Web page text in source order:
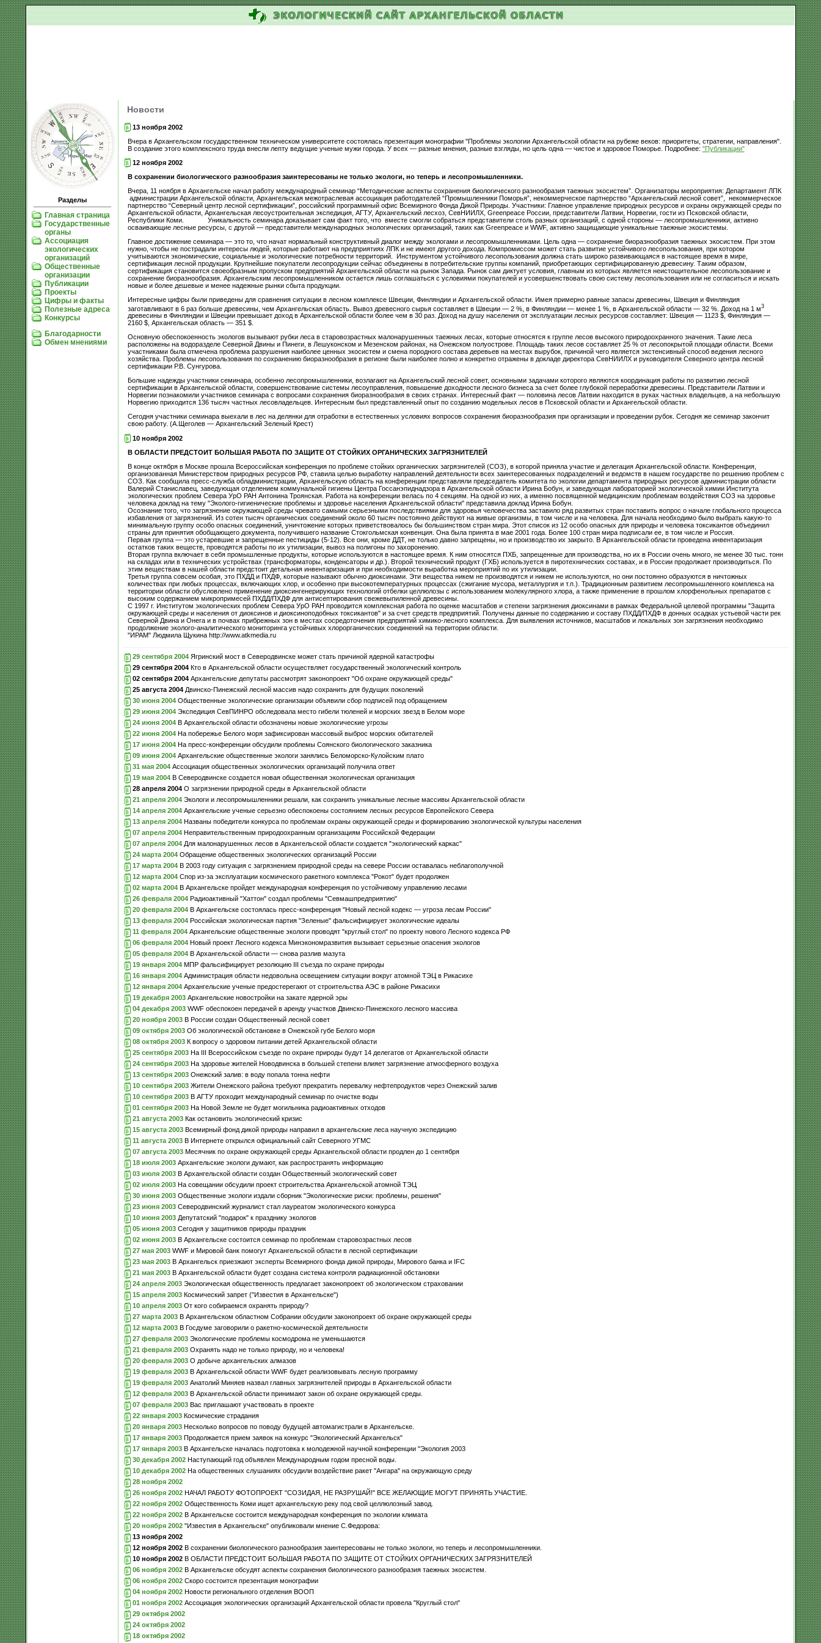
Разделы
Главная страница
Государственные
органы
Ассоциация
экологических
организаций
Общественные
организации
Публикации
Проекты
Цифры и факты
Полезные адреса
Конкурсы
Благодарности
Обмен мнениями
Новости
13 ноября 2002
Вчера в Архангельском государственном техническом университете состоялась презентация монографии "Проблемы экологии Архангельской области на рубеже веков: приоритеты, стратегии, направления".
В создание этого комплексного труда внесли лепту ведущие ученые мужи города. У всех — разные мнения, разные взгляды, но цель одна — чистое и здоровое Поморье. Подробнее: "Публикации"
12 ноября 2002
В сохранении биологического разнообразия заинтересованы не только экологи, но теперь и лесопромышленники.
Вчера, 11 ноября в Архангельске начал работу международный семинар “Методические аспекты сохранения биологического разнообразия таежных экосистем”. Организаторы мероприятия: Департамент ЛПК
администрации Архангельской области, Архангельская межотраслевая ассоциация работодателей “Промышленники Поморья”, некоммерческое партнерство “Архангельский лесной совет”, некоммерческое
партнерство “Северный центр лесной сертификации”, российский программный офис Всемирного Фонда Дикой Природы. Участники: Главное управление природных ресурсов и охраны окружающей среды по
Архангельской области, Архангельская лесоустроительная экспедиция, АГТУ, Архангельский лесхоз, СевНИИЛХ, Greenpeace России, представители Латвии, Норвегии, гости из Псковской области,
Республики Коми. Уникальность семинара доказывает сам факт того, что вместе смогли собраться представители столь разных организаций, с одной стороны — лесопромышленники, активно
осваивающие лесные ресурсы, с другой — представители международных экологических организаций, таких как Greenpeace и WWF, активно защищающие уникальные таежные экосистемы.
Главное достижение семинара — это то, что начат нормальный конструктивный диалог между экологами и лесопромышленниками. Цель одна — сохранение биоразнообразия таежных экосистем. При этом
нужно, чтобы не пострадали интересы людей, которые работают на предприятиях ЛПК и не имеют другого дохода. Компромиссом может стать развитие устойчивого лесопользования, при котором
учитываются экономические, социальные и экологические потребности территорий. Инструментом устойчивого лесопользования должна стать широко развивающаяся в настоящее время в мире,
сертификация лесной продукции. Крупнейшие покупатели лесопродукции сейчас объединены в потребительские группы компаний, приобретающих сертифицированную древесину. Таким образом,
сертификация становится своеобразным пропуском предприятий Архангельской области на рынок Запада. Рынок сам диктует условия, главным из которых является неистощительное лесопользование и
сохранение биоразнообразия. Архангельским лесопромышленником остается лишь соглашаться с условиями покупателей и усовершенствовать свою систему лесопользования или не согласиться и искать
новые и более дешевые и менее надежные рынки сбыта продукции.
Интересные цифры были приведены для сравнения ситуации в лесном комплексе Швеции, Финляндии и Архангельской области. Имея примерно равные запасы древесины, Швеция и Финляндия
заготавливают в 6 раз больше древесины, чем Архангельская область. Вывоз древесного сырья составляет в Швеции — 2 %, в Финляндии — менее 1 %, в Архангельской области — 32 %. Доход на 1 м3
древесины в Финляндии и Швеции превышает доход в Архангельской области более чем в 30 раз. Доход на душу населения от эксплуатации лесных ресурсов составляет: Швеция — 1123 $, Финляндия —
2160 $, Архангельская область — 351 $.
Основную обеспокоенность экологов вызывают рубки леса в старовозрастных малонарушенных таежных лесах, которые относятся к группе лесов высокого природоохранного значения. Такие леса
расположены на водоразделе Северной Двины и Пинеги, в Лешуконском и Мезенском районах, на Онежском полуострове. Площадь таких лесов составляет 25 % от лесопокрытой площади области. Всеми
участниками была отмечена проблема разрушения наиболее ценных экосистем и смена породного состава деревьев на местах вырубок, причиной чего является экстенсивный способ ведения лесного
хозяйства. Проблемы лесопользования по сохранению биоразнообразия в регионе были наиболее полно и конкретно отражены в докладе директора СевНИИЛХ и руководителя Северного центра лесной
сертификации Р.В. Сунгурова.
Большие надежды участники семинара, особенно лесопромышленники, возлагают на Архангельский лесной совет, основными задачами которого являются координация работы по развитию лесной
сертификации в Архангельской области, совершенствование системы лесоуправления, повышение доходности лесного бизнеса за счет более глубокой переработки древесины. Представители Латвии и
Норвегии познакомили участников семинара с вопросами сохранения биоразнообразия в своих странах. Интересный факт — половина лесов Латвии находится в руках частных владельцев, а на небольшую
Норвегию приходится 136 тысяч частных лесовладельцев. Интересным был представленный опыт по созданию модельных лесов в Псковской области и Архангельской области.
Сегодня участники семинара выехали в лес на делянки для отработки в естественных условиях вопросов сохранения биоразнообразия при организации и проведении рубок. Сегодня же семинар закончит
свою работу. (А.Щеголев — Архангельский Зеленый Крест)
10 ноября 2002
В ОБЛАСТИ ПРЕДСТОИТ БОЛЬШАЯ РАБОТА ПО ЗАЩИТЕ ОТ СТОЙКИХ ОРГАНИЧЕСКИХ ЗАГРЯЗНИТЕЛЕЙ
В конце октября в Москве прошла Всероссийская конференция по проблеме стойких органических загрязнителей (СОЗ), в которой приняла участие и делегация Архангельской области. Конференция,
организованная Министерством природных ресурсов РФ, ставила целью выработку направлений деятельности всех заинтересованных подразделений и ведомств в нашем государстве по решению проблем с
СОЗ. Как сообщила пресс-служба обладминистрации, Архангельскую область на конференции представляли председатель комитета по экологии департамента природных ресурсов администрации области
Валерий Станиславец, заведующая отделением коммунальной гигиены Центра Госсанэпиднадзора в Архангельской области Ирина Бобун, и заведующая лабораторией экологической химии Института
экологических проблем Севера УрО РАН Антонина Троянская. Работа на конференции велась по 4 секциям. На одной из них, а именно посвященной медицинским проблемам воздействия СОЗ на здоровье
человека доклад на тему "Эколого-гигиенические проблемы и здоровье населения Архангельской области" представила доклад Ирина Бобун.
Осознание того, что загрязнение окружающей среды чревато самыми серьезными последствиями для здоровья человечества заставило ряд развитых стран поставить вопрос о начале глобального процесса
избавления от загрязнений. Из сотен тысяч органических соединений около 60 тысяч постоянно действуют на живые организмы, в том числе и на человека. Для начала необходимо было выбрать какую-то
минимальную группу особо опасных соединений, уничтожение которых приветствовалось бы большинством стран мира. Этот список из 12 особо опасных для природы и человека токсикантов объединил
страны для принятия обобщающего документа, получившего название Стокгольмская конвенция. Она была принята в мае 2001 года. Более 100 стран мира подписали ее, в том числе и Россия.
Первая группа — это устаревшие и запрещенные пестициды (5-12). Все они, кроме ДДТ, не только давно запрещены, но и производство их закрыто. В Архангельской области проведена инвентаризация
остатков таких веществ, проводятся работы по их утилизации, вывоз на полигоны по захоронению.
Вторая группа включает в себя промышленные продукты, которые используются в настоящее время. К ним относятся ПХБ, запрещенные для производства, но их в России очень много, не менее 30 тыс. тонн
на складах или в технических устройствах (трансформаторы, конденсаторы и др.). Второй технический продукт (ГХБ) используется в пиротехнических составах, и в России продолжает производиться. По
этим веществам в нашей области предстоит детальная инвентаризация и при необходимости выработка мероприятий по их утилизации.
Третья группа совсем особая, это ПХДД и ПХДФ, которые называют обычно диоксинами. Эти вещества никем не производятся и никем не используются, но они постоянно образуются в ничтожных
количествах при любых процессах, включающих хлор, и особенно при высокотемпературных процессах (сжигание мусора, металлургия и т.п.). Традиционным развитием лесопромышленного комплекса на
территории области обусловлено применение диоксингенерирующих технологий отбелки целлюлозы с использованием молекулярного хлора, а также применение в прошлом хлорфенольных препаратов с
высоким содержанием микропримесей ПХДД/ПХДФ для антисептирования свежевыпиленной древесины.
С 1997 г. Институтом экологических проблем Севера УрО РАН проводится комплексная работа по оценке масштабов и степени загрязнения диоксинами в рамках Федеральной целевой программы "Защита
окружающей среды и населения от диоксинов и диоксиноподобных токсикантов" и за счет средств предприятий. Получены данные по содержанию и составу ПХДД/ПХДФ в донных осадках устьевой части рек
Северной Двина и Онега и в почвах прибрежных зон в местах сосредоточения предприятий химико-лесного комплекса. Для выявления источников, масштабов и локальных зон загрязнения необходимо
продолжение эколого-аналитического мониторинга устойчивых хлорорганических соединений на территории области.
"ИРАМ" Людмила Щукина http://www.atkmedia.ru
29 сентября 2004Ягринский мост в Северодвинске может стать причиной ядерной катастрофы
29 сентября 2004Кто в Архангельской области осуществляет государственный экологический контроль
02 сентября 2004Архангельские депутаты рассмотрят законопроект "Об охране окружающей среды"
25 августа 2004Двинско-Пинежский лесной массив надо сохранить для будущих поколений
30 июня 2004Общественные экологические организации объявили сбор подписей под обращением
29 июня 2004Экспедиция СевПИНРО обследовала место гибели тюленей и морских звезд в Белом море
24 июня 2004В Архангельской области обозначены новые экологические угрозы
22 июня 2004На побережье Белого моря зафиксирован массовый выброс морских обитателей
17 июня 2004На пресс-конференции обсудили проблемы Соянского биологического заказника
09 июня 2004Архангельские общественные экологи занялись Беломорско-Кулойским плато
31 мая 2004Ассоциация общественных экологических организаций получила ответ
19 мая 2004В Северодвинске создается новая общественная экологическая организация
28 апреля 2004О загрязнении природной среды в Архангельской области
21 апреля 2004Экологи и лесопромышленники решали, как сохранить уникальные лесные массивы Архангельской области
14 апреля 2004Архангельские ученые серьезно обеспокоены состоянием лесных ресурсов Европейского Севера
13 апреля 2004Названы победители конкурса по проблемам охраны окружающей среды и формированию экологической культуры населения
07 апреля 2004Неправительственным природоохранным организациям Российской Федерации
07 апреля 2004Для малонарушенных лесов в Архангельской области создается "экологический каркас"
24 марта 2004Обращение общественных экологических организаций России
17 марта 2004В 2003 году ситуация с загрязнением природной среды на севере России оставалась неблагополучной
12 марта 2004Спор из-за эксплуатации космического ракетного комплекса "Рокот" будет продолжен
02 марта 2004В Архангельске пройдет международная конференция по устойчивому управлению лесами
26 февраля 2004Радиоактивный "Хаттон" создал проблемы "Севмашпредприятию"
20 февраля 2004В Архангельске состоялась пресс-конференция "Новый лесной кодекс — угроза лесам России"
13 февраля 2004Российская экологическая партия "Зеленые" фальсифицирует экологические идеалы
11 февраля 2004Архангельские общественные экологи проводят "круглый стол" по проекту нового Лесного кодекса РФ
06 февраля 2004Новый проект Лесного кодекса Минэкономразвития вызывает серьезные опасения экологов
05 февраля 2004В Архангельской области — снова разлив мазута
19 января 2004МПР фальсифицирует резолюцию III съезда по охране природы
16 января 2004Администрация области недовольна освещением ситуации вокруг атомной ТЭЦ в Рикасихе
12 января 2004Архангельские ученые предостерегают от строительства АЭС в районе Рикасихи
19 декабря 2003Архангельские новостройки на закате ядерной эры
04 декабря 2003WWF обеспокоен передачей в аренду участков Двинско-Пинежского лесного массива
20 ноября 2003В России создан Общественный лесной совет
09 октября 2003Об экологической обстановке в Онежской губе Белого моря
08 октября 2003К вопросу о здоровом питании детей Архангельской области
25 сентября 2003На III Всероссийском съезде по охране природы будут 14 делегатов от Архангельской области
24 сентября 2003На здоровье жителей Новодвинска в большей степени влияет загрязнение атмосферного воздуха
13 сентября 2003Онежский залив: в воду попала тонна нефти
10 сентября 2003Жители Онежского района требуют прекратить перевалку нефтепродуктов через Онежский залив
10 сентября 2003В АГТУ проходит международный семинар по очистке воды
01 сентября 2003На Новой Земле не будет могильника радиоактивных отходов
21 августа 2003Как остановить экологический кризис
15 августа 2003Всемирный фонд дикой природы направил в архангельские леса научную экспедицию
11 августа 2003В Интернете открылся официальный сайт Северного УГМС
07 августа 2003Месячник по охране окружающей среды Архангельской области продлен до 1 сентября
18 июля 2003Архангельские экологи думают, как распространять информацию
03 июля 2003В Архангельской области создан Общественный экологический совет
02 июля 2003На совещании обсудили проект строительства Архангельской атомной ТЭЦ
30 июня 2003Общественные экологи издали сборник "Экологические риски: проблемы, решения"
23 июня 2003Северодвинский журналист стал лауреатом экологического конкурса
10 июня 2003Депутатский "подарок" к празднику экологов
05 июня 2003Сегодня у защитников природы праздник
02 июня 2003В Архангельске состоится семинар по проблемам старовозрастных лесов
27 мая 2003WWF и Мировой банк помогут Архангельской области в лесной сертификации
23 мая 2003В Архангельск приезжают эксперты Всемирного фонда дикой природы, Мирового банка и IFC
21 мая 2003В Архангельской области будет создана система контроля радиационной обстановки
24 апреля 2003Экологическая общественность предлагает законопроект об экологическом страховании
15 апреля 2003Космический запрет ("Известия в Архангельске")
10 апреля 2003От кого собираемся охранять природу?
27 марта 2003В Архангельском областном Собрании обсудили законопроект об охране окружающей среды
12 марта 2003В Госдуме заговорили о ракетно-космической деятельности
27 февраля 2003Экологические проблемы космодрома не уменьшаются
21 февраля 2003Охранять надо не только природу, но и человека!
20 февраля 2003О добыче архангельских алмазов
19 февраля 2003В Архангельской области WWF будет реализовывать лесную программу
19 февраля 2003Анатолий Миняев назвал главных загрязнителей природы в Архангельской области
12 февраля 2003В Архангельской области принимают закон об охране окружающей среды.
07 февраля 2003Вас приглашают участвовать в проекте
22 января 2003Космические страдания
20 января 2003Несколько вопросов по поводу будущей автомагистрали в Архангельске.
17 января 2003Продолжается прием заявок на конкурс "Экологический Архангельск"
17 января 2003В Архангельске началась подготовка к молодежной научной конференции "Экология 2003
30 декабря 2002Наступающий год объявлен Международным годом пресной воды.
10 декабря 2002На общественных слушаниях обсудили воздействие ракет "Ангара" на окружающую среду
28 ноября 2002
26 ноября 2002НАЧАЛ РАБОТУ ФОТОПРОЕКТ "СОЗИДАЯ, НЕ РАЗРУШАЙ!" ВСЕ ЖЕЛАЮЩИЕ МОГУТ ПРИНЯТЬ УЧАСТИЕ.
22 ноября 2002Общественность Коми ищет архангельскую реку под свой целлюлозный завод.
22 ноября 2002В Архангельске состоится международная конференция по экологии климата
20 ноября 2002"Известия в Архангельске" опубликовали мнение С.Федорова:
13 ноября 2002
12 ноября 2002В сохранении биологического разнообразия заинтересованы не только экологи, но теперь и лесопромышленники.
10 ноября 2002В ОБЛАСТИ ПРЕДСТОИТ БОЛЬШАЯ РАБОТА ПО ЗАЩИТЕ ОТ СТОЙКИХ ОРГАНИЧЕСКИХ ЗАГРЯЗНИТЕЛЕЙ
06 ноября 2002В Архангельске обсудят аспекты сохранения биологического разнообразия таежных экосистем.
06 ноября 2002Скоро состоится презентация монографии
04 ноября 2002Новости регионального отделения ВООП
01 ноября 2002Ассоциация экологических организаций Архангельской области провела "Круглый стол"
29 октября 2002
24 октября 2002
18 октября 2002